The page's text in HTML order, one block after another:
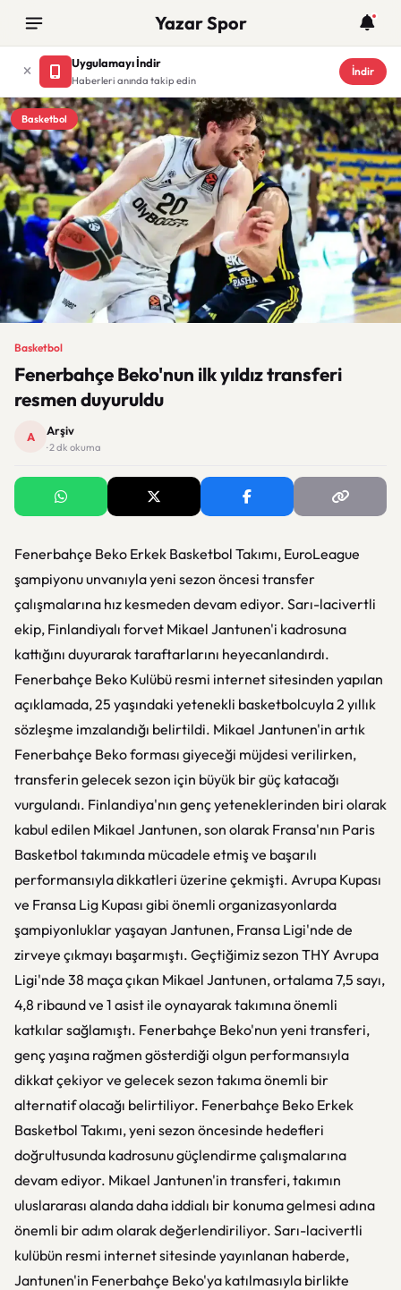
Yazar Spor
Uygulamayı İndir
Haberleri anında takip edin
İndir
Basketbol
Basketbol
Fenerbahçe Beko'nun ilk yıldız transferi
resmen duyuruldu
A Arşiv
· 2 dk okuma
Fenerbahçe Beko Erkek Basketbol Takımı, EuroLeague
şampiyonu unvanıyla yeni sezon öncesi transfer
çalışmalarına hız kesmeden devam ediyor. Sarı-lacivertli
ekip, Finlandiyalı forvet Mikael Jantunen'i kadrosuna
kattığını duyurarak taraftarlarını heyecanlandırdı.
Fenerbahçe Beko Kulübü resmi internet sitesinden yapılan
açıklamada, 25 yaşındaki yetenekli basketbolcuyla 2 yıllık
sözleşme imzalandığı belirtildi. Mikael Jantunen'in artık
Fenerbahçe Beko forması giyeceği müjdesi verilirken,
transferin gelecek sezon için büyük bir güç katacağı
vurgulandı. Finlandiya'nın genç yeteneklerinden biri olarak
kabul edilen Mikael Jantunen, son olarak Fransa'nın Paris
Basketbol takımında mücadele etmiş ve başarılı
performansıyla dikkatleri üzerine çekmişti. Avrupa Kupası
ve Fransa Lig Kupası gibi önemli organizasyonlarda
şampiyonluklar yaşayan Jantunen, Fransa Ligi'nde de
zirveye çıkmayı başarmıştı. Geçtiğimiz sezon THY Avrupa
Ligi'nde 38 maça çıkan Mikael Jantunen, ortalama 7,5 sayı,
4,8 ribaund ve 1 asist ile oynayarak takımına önemli
katkılar sağlamıştı. Fenerbahçe Beko'nun yeni transferi,
genç yaşına rağmen gösterdiği olgun performansıyla
dikkat çekiyor ve gelecek sezon takıma önemli bir
alternatif olacağı belirtiliyor. Fenerbahçe Beko Erkek
Basketbol Takımı, yeni sezon öncesinde hedefleri
doğrultusunda kadrosunu güçlendirme çalışmalarına
devam ediyor. Mikael Jantunen'in transferi, takımın
uluslararası alanda daha iddialı bir konuma gelmesi adına
önemli bir adım olarak değerlendiriliyor. Sarı-lacivertli
kulübün resmi internet sitesinde yayınlanan haberde,
Jantunen'in Fenerbahçe Beko'ya katılmasıyla birlikte